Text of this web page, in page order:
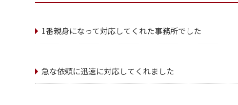
1番親身になって対応してくれた事務所でした
急な依頼に迅速に対応してくれました